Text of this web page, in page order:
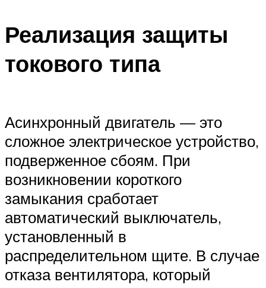
Реализация защиты
токового типа
Асинхронный двигатель — это
сложное электрическое устройство,
подверженное сбоям. При
возникновении короткого
замыкания сработает
автоматический выключатель,
установленный в
распределительном щите. В случае
отказа вентилятора, который